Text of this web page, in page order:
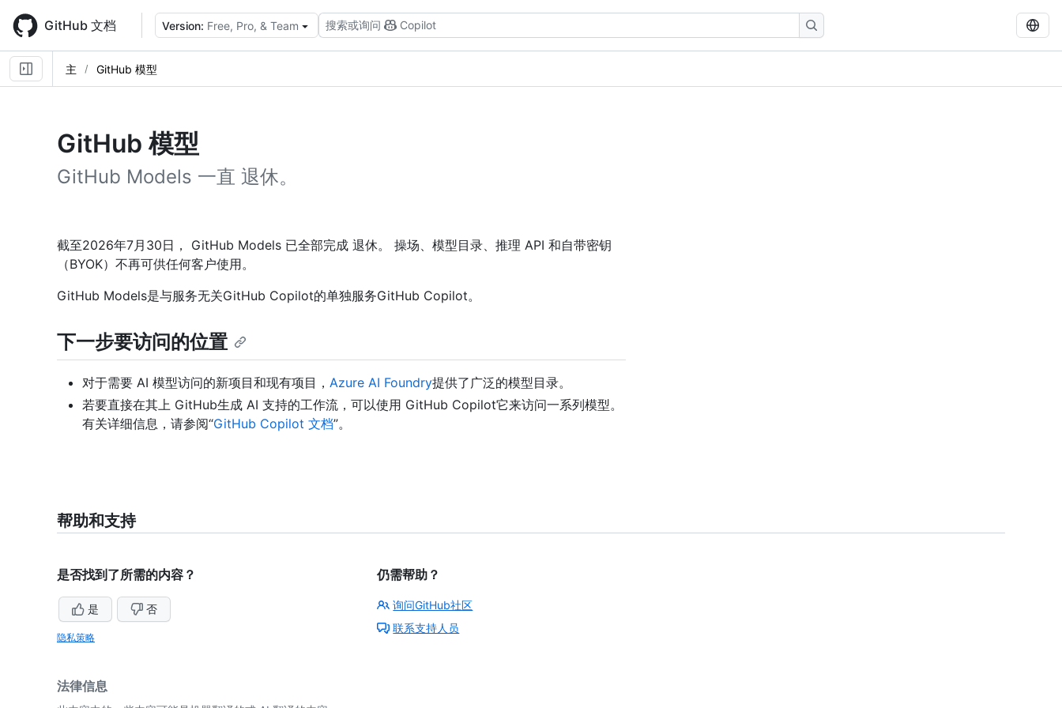
main
content
GitHub 文档 Version: Free, Pro, & Team 搜索或询问 Copilot
主 GitHub 模型
GitHub 模型
GitHub Models 一直 退休。
截至2026年7月30日， GitHub Models 已全部完成 退休。 操场、模型目录、推理 API 和自带密钥
（BYOK）不再可供任何客户使用。
GitHub Models是与服务无关GitHub Copilot的单独服务GitHub Copilot。
下一步要访问的位置
对于需要 AI 模型访问的新项目和现有项目， Azure AI Foundry提供了广泛的模型目录。
若要直接在其上 GitHub生成 AI 支持的工作流，可以使用 GitHub Copilot它来访问一系列模型。
有关详细信息，请参阅“GitHub Copilot 文档”。
帮助和支持
是否找到了所需的内容？
是 否
隐私策略
仍需帮助？
询问GitHub社区
联系支持人员
法律信息